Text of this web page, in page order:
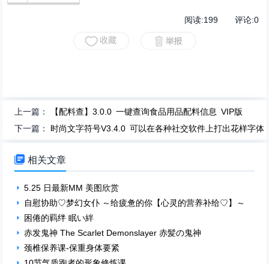
阅读:199评论:0
上一篇：
【配料查】3.0.0 一键查询食品用品配料信息 VIP版
下一篇： 时尚文字符号V3.4.0 可以在各种社交软件上打出花样字体
 相关文章
5.25 日最新MM 美图欣赏
自慰协助♡梦幻女仆 ～给疲惫的你【心灵的营养补给♡】～
困倦的羁绊 眠い絆
赤发鬼神 The Scarlet Demonslayer 赤髪の鬼神
颈椎保养课-保重身体要紧